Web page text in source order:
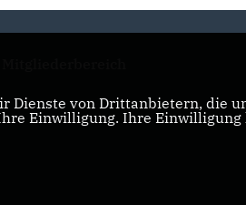
Dienste von Drittanbietern, die
Einwilligung. Ihre Einwilligung